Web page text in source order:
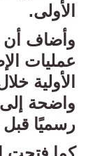
الأولى.
وأضاف أن
عمليات
الأولية
واضحة
رسميًا قبل